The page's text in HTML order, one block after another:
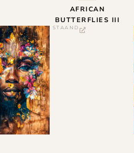
AFRICAN
BUTTERFLIES III
STAAND